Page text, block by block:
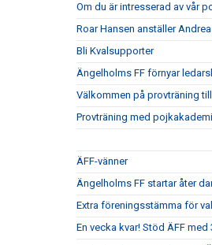
Om du är intresserad av vår
Roar Hansen anställer
Bli Kvalsupporter
Ängelholms FF förnyar
Välkommen på provträning
Provträning med
ÄFF-vänner
Ängelholms FF startar åter
Extra föreningsstämma för
En vecka kvar! Stöd ÄFF